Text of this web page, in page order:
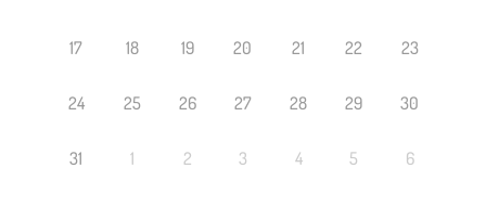
17 18 19 20 21 22 23
24 25 26 27 28 29 30
31 1 2 3 4 5 6